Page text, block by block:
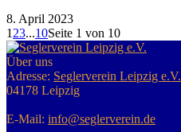
8. April 2023
1 23...10Seite 1 von 10
Über uns
Adresse: Seglerverein Leipzig e.V.
04178 Leipzig
E-Mail: info@seglerverein.de